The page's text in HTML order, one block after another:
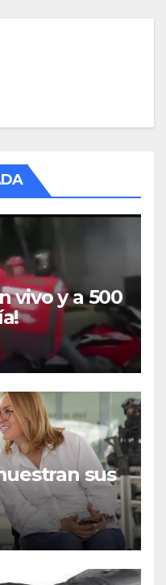
vivo y a 500
sus